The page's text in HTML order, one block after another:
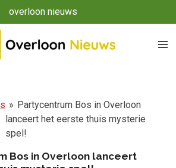
overloon nieuws
» Partycentrum Bos in Overloon
lanceert het eerste thuis mysterie
spel!
Bos in Overloon lanceert